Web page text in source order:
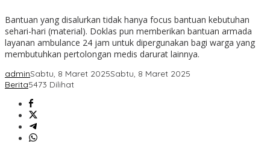
Bantuan yang disalurkan tidak hanya focus bantuan kebutuhan
sehari-hari (material). Doklas pun memberikan bantuan armada
layanan ambulance 24 jam untuk dipergunakan bagi warga yang
membutuhkan pertolongan medis darurat lainnya.
adminSabtu, 8 Maret 2025Sabtu, 8 Maret 2025
Berita5473 Dilihat